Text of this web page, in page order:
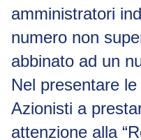
amministratori
numero non
abbinato ad un
Nel presentare
Azionisti a
attenzione alla